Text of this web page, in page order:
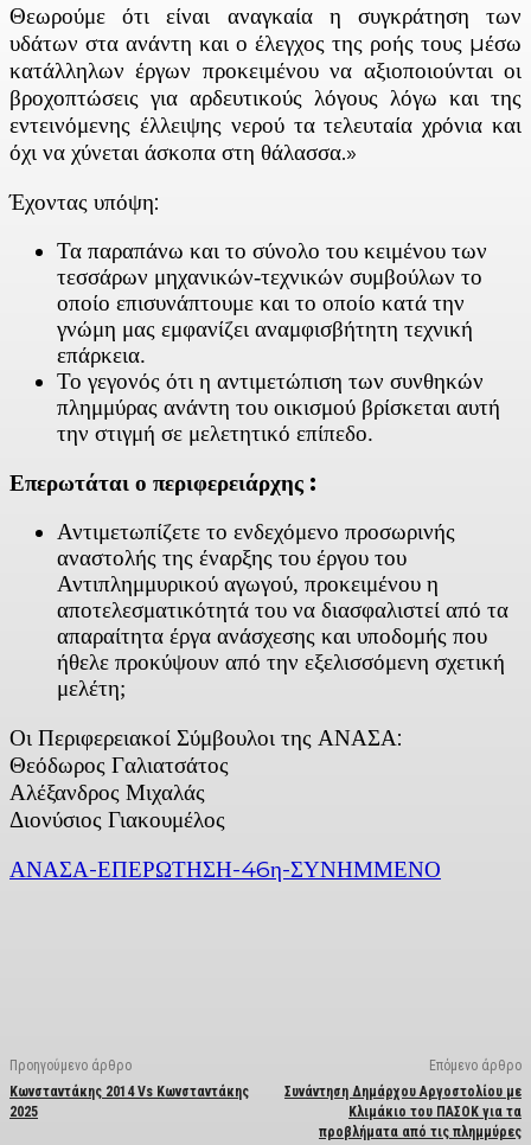
Θεωρούμε ότι είναι αναγκαία η συγκράτηση των
υδάτων στα ανάντη και ο έλεγχος της ροής τους µέσω
κατάλληλων έργων προκειμένου να αξιοποιούνται οι
βροχοπτώσεις για αρδευτικούς λόγους λόγω και της
εντεινόμενης έλλειψης νερού τα τελευταία χρόνια και
όχι να χύνεται άσκοπα στη θάλασσα.»
Έχοντας υπόψη:
Τα παραπάνω και το σύνολο του κειμένου των
τεσσάρων μηχανικών-τεχνικών συμβούλων το
οποίο επισυνάπτουμε και το οποίο κατά την
γνώμη μας εμφανίζει αναμφισβήτητη τεχνική
επάρκεια.
Το γεγονός ότι η αντιμετώπιση των συνθηκών
πλημμύρας ανάντη του οικισμού βρίσκεται αυτή
την στιγμή σε μελετητικό επίπεδο.
Επερωτάται ο περιφερειάρχης :
Αντιμετωπίζετε το ενδεχόμενο προσωρινής
αναστολής της έναρξης του έργου του
Αντιπλημμυρικού αγωγού, προκειμένου η
αποτελεσματικότητά του να διασφαλιστεί από τα
απαραίτητα έργα ανάσχεσης και υποδομής που
ήθελε προκύψουν από την εξελισσόμενη σχετική
μελέτη;
Οι Περιφερειακοί Σύμβουλοι της ΑΝΑΣΑ:
Θεόδωρος Γαλιατσάτος
Αλέξανδρος Μιχαλάς
Διονύσιος Γιακουμέλος
ΑΝΑΣΑ-ΕΠΕΡΩΤΗΣΗ-46η-ΣΥΝΗΜΜΕΝΟ
Προηγούμενο άρθρο
Κωνσταντάκης 2014 Vs Κωνσταντάκης
2025
Επόμενο άρθρο
Συνάντηση Δημάρχου Αργοστολίου με
Κλιμάκιο του ΠΑΣΟΚ για τα
προβλήματα από τις πλημμύρες